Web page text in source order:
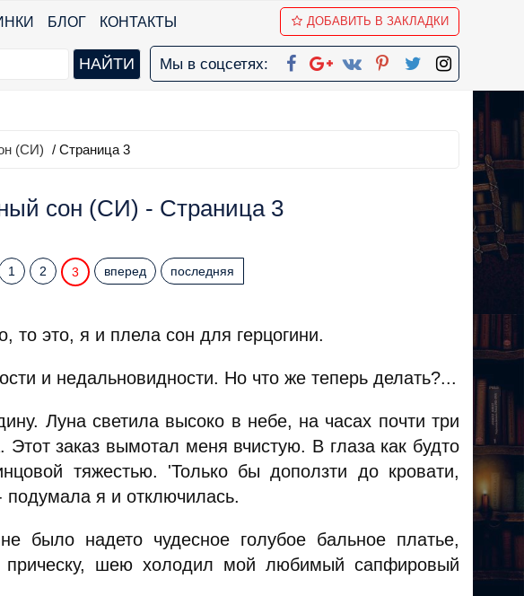
БЛОГ КОНТАКТЫ ДОБАВИТЬ В ЗАКЛАДКИ
Мы в соцсетях:
(СИ) / Страница 3
сон (СИ) - Страница 3
1 2 3 вперед последняя
то это, я и плела сон для герцогини.
и недальновидности. Но что же теперь делать?...
Луна светила высоко в небе, на часах почти три
Этот заказ вымотал меня вчистую. В глаза как будто
тяжестью. 'Только бы доползти до кровати,
подумала я и отключилась.
надето чудесное голубое бальное платье,
шею холодил мой любимый сапфировый